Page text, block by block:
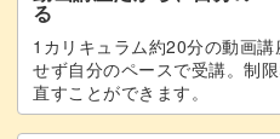
クッキーをのせる
リボンをのせて完成♪
る
1カリキュラム約20分の動画講
せず自分のペースで受講。制
直すことができます。